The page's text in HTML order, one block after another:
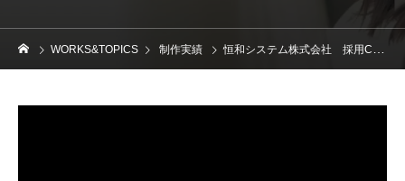
WORKS&TOPICS 制作実績 恒和システム株式会社 採用CM動画「しあわせに、まっすぐ」